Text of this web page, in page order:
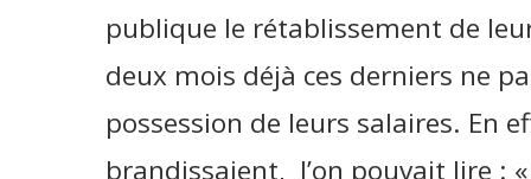
publique le rétablissement de
deux mois déjà ces derniers ne
possession de leurs salaires. En
brandissaient, l’on pouvait lire :